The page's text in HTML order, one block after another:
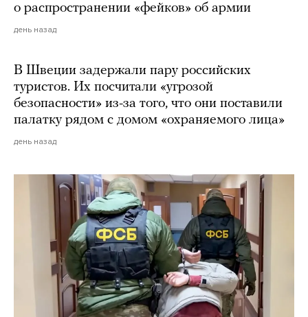
о распространении «фейков» об армии
день назад
В Швеции задержали пару российских
туристов. Их посчитали «угрозой
безопасности» из-за того, что они поставили
палатку рядом с домом «охраняемого лица»
день назад